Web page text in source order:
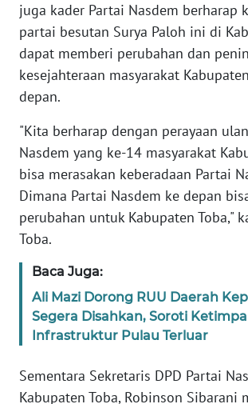
juga kader Partai Nasdem berharap
partai besutan Surya Paloh ini di
dapat memberi perubahan dan
kesejahteraan masyarakat
depan.
"Kita berharap dengan perayaan
Nasdem yang ke-14 masyarakat
bisa merasakan keberadaan Partai
Dimana Partai Nasdem ke depan
perubahan untuk Kabupaten Toba,"
Toba.
Baca Juga:
Ali Mazi Dorong RUU Daerah
Segera Disahkan, Soroti
Infrastruktur Pulau Terluar
Sementara Sekretaris DPD Partai
Kabupaten Toba, Robinson Sibarani
SULBAR
WN
BABEL
WN
SUMBAR
WN
SUMSEL
BENGKULU
WN
LAMPUNG
WN
JATENG